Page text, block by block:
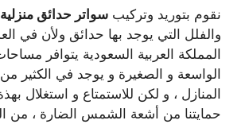
نقوم بتوريد وتركيب سواتر حدائق منزلية
والفلل التي يوجد بها حدائق ولأن في
المملكة العربية السعودية يتوافر
الواسعة و الصغيرة و يوجد في الكثير
المنازل ، و لكن للاستمتاع و استغلال
حمايتنا من أشعة الشمس الضارة ، من